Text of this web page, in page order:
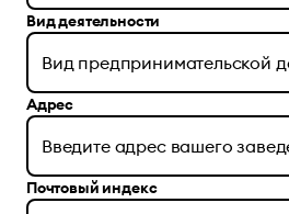
Вид деятельности
Адрес
Почтовый индекс